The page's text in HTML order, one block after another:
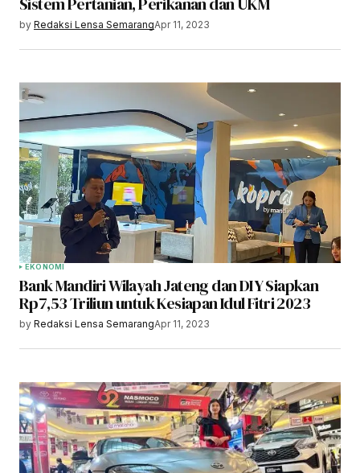
by Redaksi Lensa SemarangApr 11, 2023
EKONOMI
Bank Mandiri Wilayah Jateng dan DIY Siapkan
Rp7,53 Triliun untuk Kesiapan Idul Fitri 2023
by Redaksi Lensa SemarangApr 11, 2023